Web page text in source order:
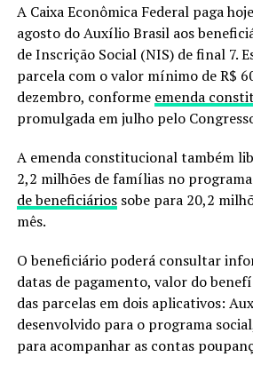
A Caixa Econômica Federal paga
agosto do Auxílio Brasil aos
de Inscrição Social (NIS) de final 7.
parcela com o valor mínimo de R$
dezembro, conforme emenda
promulgada em julho pelo
A emenda constitucional também
2,2 milhões de famílias no
de beneficiáriossobe para 20,2
mês.
O beneficiário poderá consultar
datas de pagamento, valor do
das parcelas em dois aplicativos:
desenvolvido para o programa
para acompanhar as contas